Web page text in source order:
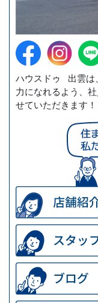
ハウスドゥ 出雲は
力になれるよう、
せていただきます！